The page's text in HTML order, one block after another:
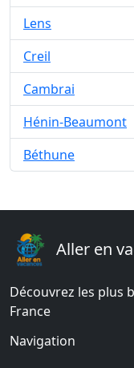
Lens
Creil
Cambrai
Hénin-Beaumont
Béthune
Aller en
Découvrez les plus
France
Navigation